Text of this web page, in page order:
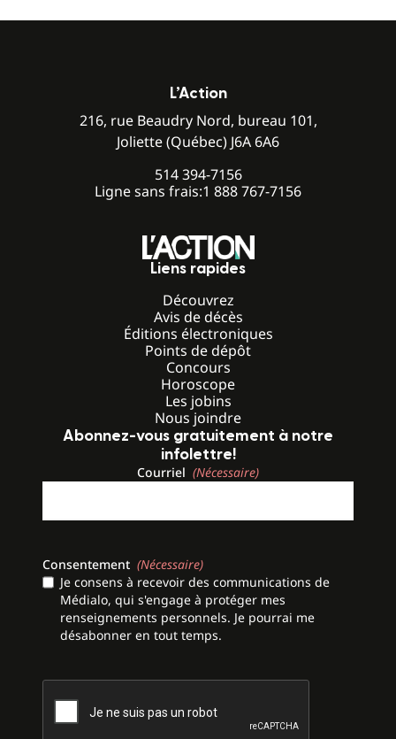
L’Action
216, rue Beaudry Nord, bureau 101,
Joliette (Québec) J6A 6A6
514 394-7156
Ligne sans frais:1 888 767-7156
Liens rapides
Découvrez
Avis de décès
Éditions électroniques
Points de dépôt
Concours
Horoscope
Les jobins
Nous joindre
Abonnez-vous gratuitement à notre
infolettre!
Courriel (Nécessaire)
Consentement (Nécessaire)
Je consens à recevoir des communications de
Médialo, qui s'engage à protéger mes
renseignements personnels. Je pourrai me
désabonner en tout temps.